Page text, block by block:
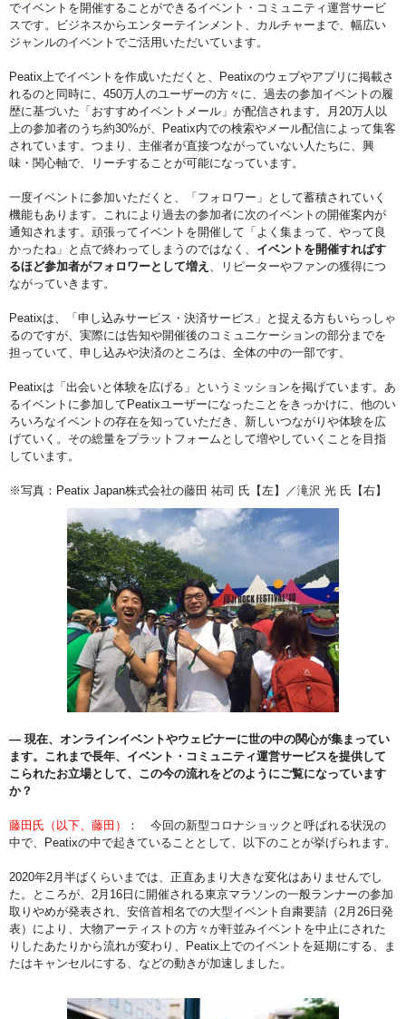
でイベントを開催することができるイベント・コミュニティ運営サービ
スです。ビジネスからエンターテインメント、カルチャーまで、幅広い
ジャンルのイベントでご活用いただいています。
Peatix上でイベントを作成いただくと、Peatixのウェブやアプリに掲載さ
れるのと同時に、450万人のユーザーの方々に、過去の参加イベントの履
歴に基づいた「おすすめイベントメール」が配信されます。月20万人以
上の参加者のうち約30%が、Peatix内での検索やメール配信によって集客
されています。つまり、主催者が直接つながっていない人たちに、興
味・関心軸で、リーチすることが可能になっています。
一度イベントに参加いただくと、「フォロワー」として蓄積されていく
機能もあります。これにより過去の参加者に次のイベントの開催案内が
通知されます。頑張ってイベントを開催して「よく集まって、やって良
かったね」と点で終わってしまうのではなく、 イベントを開催すればす
るほど参加者がフォロワーとして増え 、リピーターやファンの獲得につ
ながっていきます。
Peatixは、「申し込みサービス・決済サービス」と捉える方もいらっしゃ
るのですが、実際には告知や開催後のコミュニケーションの部分までを
担っていて、申し込みや決済のところは、全体の中の一部です。
Peatixは「出会いと体験を広げる」というミッションを掲げています。あ
るイベントに参加してPeatixユーザーになったことをきっかけに、他のい
ろいろなイベントの存在を知っていただき、新しいつながりや体験を広
げていく。その総量をプラットフォームとして増やしていくことを目指
しています。
※写真：Peatix Japan株式会社の藤田 祐司 氏【左】／滝沢 光 氏【右】
― 現在、オンラインイベントやウェビナーに世の中の関心が集まってい
ます。これまで⾧年、イベント・コミュニティ運営サービスを提供して
こられたお立場として、この今の流れをどのようにご覧になっています
か？
藤田氏（以下、藤田）
： 今回の新型コロナショックと呼ばれる状況の
中で、Peatixの中で起きていることとして、以下のことが挙げられます。
2020年2月半ばくらいまでは、正直あまり大きな変化はありませんでし
た。ところが、2月16日に開催される東京マラソンの一般ランナーの参加
取りやめが発表され、安倍首相名での大型イベント自粛要請（2月26日発
表）により、大物アーティストの方々が軒並みイベントを中止にされた
りしたあたりから流れが変わり、Peatix上でのイベントを延期にする、ま
たはキャンセルにする、などの動きが加速しました。